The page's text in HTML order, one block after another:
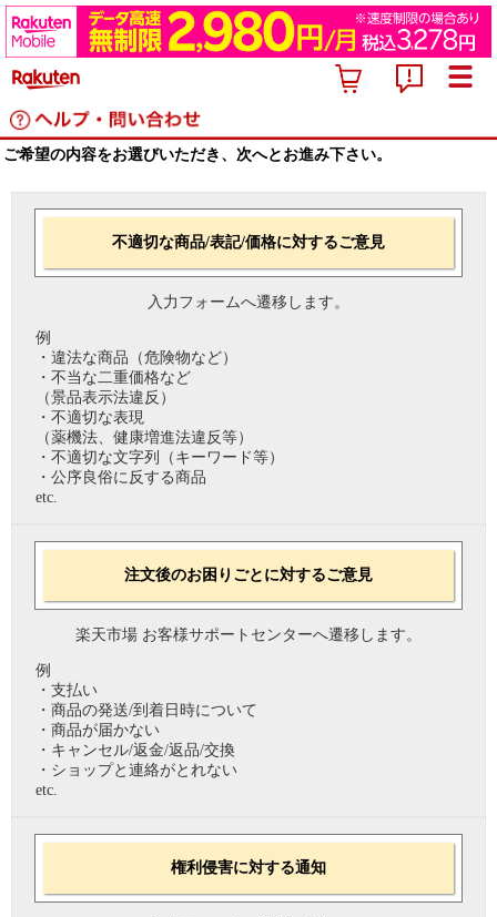
ご希望の内容をお選びいただき、次へとお進み下さい。
不適切な商品/表記/価格に対するご意見
入力フォームへ遷移します。
例
・違法な商品（危険物など）
・不当な二重価格など
（景品表示法違反）
・不適切な表現
（薬機法、健康増進法違反等）
・不適切な文字列（キーワード等）
・公序良俗に反する商品
etc.
注文後のお困りごとに対するご意見
楽天市場 お客様サポートセンターへ遷移します。
例
・支払い
・商品の発送/到着日時について
・商品が届かない
・キャンセル/返金/返品/交換
・ショップと連絡がとれない
etc.
権利侵害に対する通知